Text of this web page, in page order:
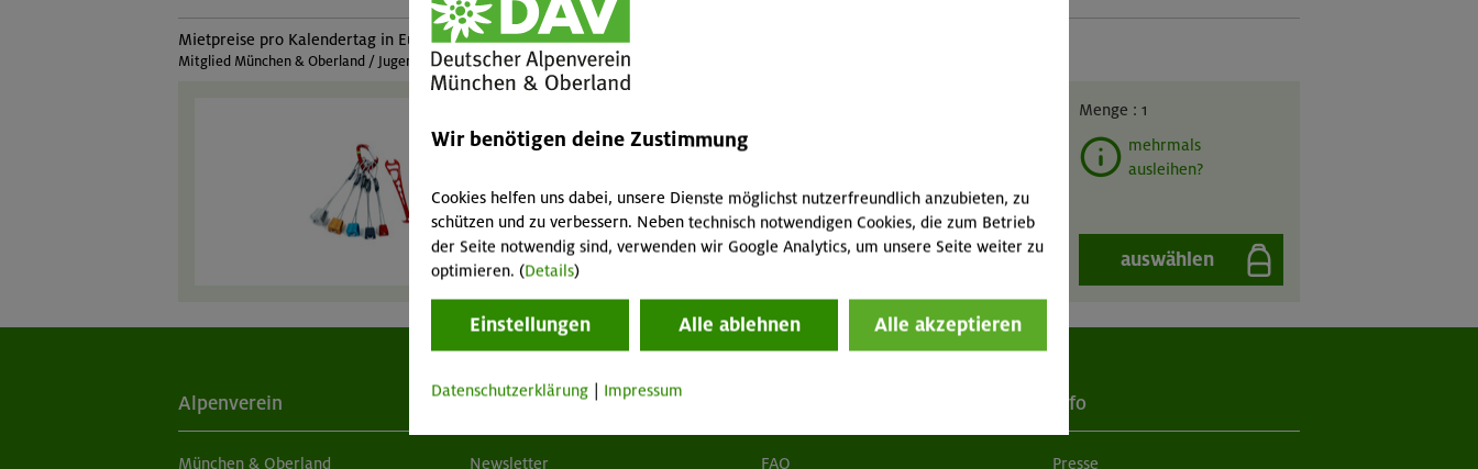
Mietpreise pro Kalendertag in Euro:
Mitglied München & Oberland / Jugendmitglied München & Oberland (<18 Jahre) / Nichtmitglied
5x Klemmkeil versch. Größe, 1x
Normalkarabiner
2 / 1 / 4 € pro Tag
Gebrauchsanweisung
Menge : 1
mehrmals
ausleihen?
auswählen
Alpenverein
München & Oberland
Aktuelles
Newsletter FAQ
Info
Presse
Wir benötigen deine Zustimmung
Cookies helfen uns dabei, unsere Dienste möglichst nutzerfreundlich anzubieten, zu
schützen und zu verbessern. Neben technisch notwendigen Cookies, die zum Betrieb
der Seite notwendig sind, verwenden wir Google Analytics, um unsere Seite weiter zu
optimieren. (Details)
Einstellungen Alle ablehnen Alle akzeptieren
Datenschutzerklärung Impressum